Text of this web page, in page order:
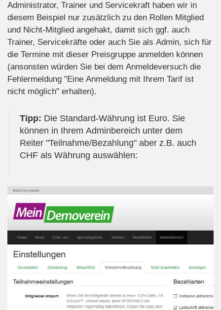
Administrator, Trainer und Servicekraft haben wir in
diesem Beispiel nur zusätzlich zu den Rollen Mitglied
und Nicht-Mitglied angehakt, damit sich ggf. auch
Trainer, Servicekräfte oder auch Sie als Admin, sich für
die Termine mit dieser Preisgruppe anmelden können
(ansonsten würden Sie bei dem Anmeldeversuch die
Fehlermeldung "Eine Anmeldung mit Ihrem Tarif ist
nicht möglich" erhalten).
Tipp: Die Standard-Währung ist Euro. Sie
können in Ihrem Adminbereich unter dem
Reiter "Teilnahme/Bezahlung" aber z.B. auch
CHF als Währung auswählen: